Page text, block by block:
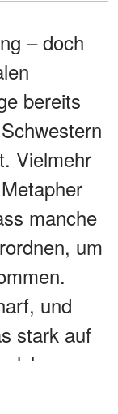
– doch
bereits
Vielmehr
manche
um
und
stark auf